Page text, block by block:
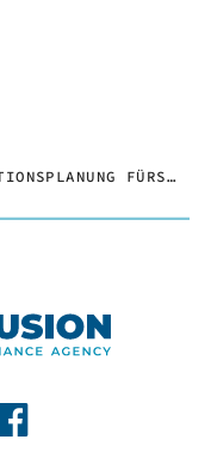
REDAKTIONSPLANUNG FÜRS CONTENT-MARKETING: TIPPS UND TOOLS